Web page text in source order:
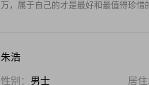
万，属于自己的才是最好和最值得珍惜
朱浩
性别： 男士 居住